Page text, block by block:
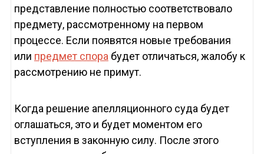
представление полностью соответствовало
предмету, рассмотренному на первом
процессе. Если появятся новые требования
или предмет спора будет отличаться, жалобу к
рассмотрению не примут.
Когда решение апелляционного суда будет
оглашаться, это и будет моментом его
вступления в законную силу. После этого